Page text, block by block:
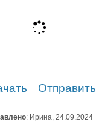
Отправить
: Ирина, 24.09.2024